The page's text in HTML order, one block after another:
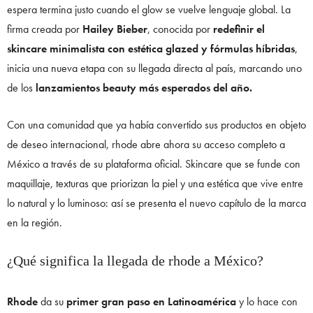
espera termina justo cuando el glow se vuelve lenguaje global. La
firma creada por Hailey Bieber, conocida por redefinir el
skincare minimalista con estética glazed y fórmulas híbridas,
inicia una nueva etapa con su llegada directa al país, marcando uno
de los lanzamientos beauty más esperados del año.
Con una comunidad que ya había convertido sus productos en objeto
de deseo internacional, rhode abre ahora su acceso completo a
México a través de su plataforma oficial. Skincare que se funde con
maquillaje, texturas que priorizan la piel y una estética que vive entre
lo natural y lo luminoso: así se presenta el nuevo capítulo de la marca
en la región.
¿Qué significa la llegada de rhode a México?
Rhodeda su primer gran paso en Latinoaméricay lo hace con